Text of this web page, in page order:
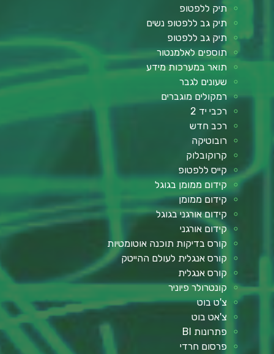
תיק ללפטופ
תיק גב ללפטופ נשים
תיק גב ללפטופ
תוספים לאלמנטור
תואר במערכות מידע
שעונים לגבר
רמקולים מוגברים
רכבי יד 2
רכב חדש
רובוטיקה
קרוקובלוק
קייס ללפטופ
קידום ממומן בגוגל
קידום ממומן
קידום אורגני בגוגל
קידום אורגני
קורס בדיקות תוכנה אוטומטיות
קורס אנגלית לעולם ההייטק
קורס אנגלית
קונטרולר פיוניר
צ'ט בוט
צ'אט בוט
פתרונות BI
פרסום חרדי